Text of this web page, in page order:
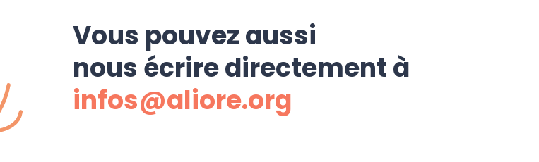
Vous pouvez aussi
nous écrire directement à
infos@aliore.org